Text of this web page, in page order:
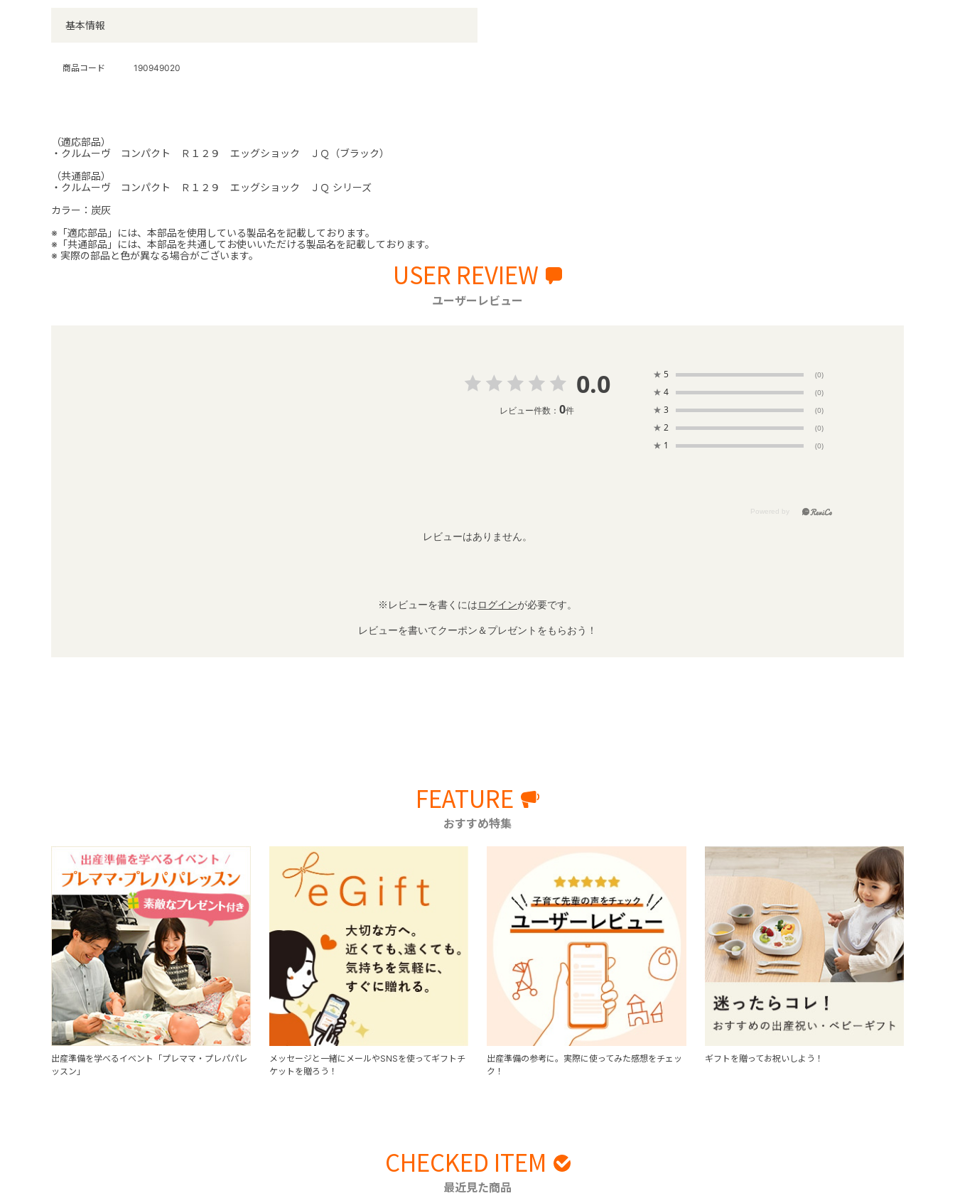
基本情報
商品コード 190949020
（適応部品）
・クルムーヴ コンパクト Ｒ１２９ エッグショック ＪＱ（ブラック）
（共通部品）
・クルムーヴ コンパクト Ｒ１２９ エッグショック ＪＱ シリーズ
カラー：炭灰
※「適応部品」には、本部品を使用している製品名を記載しております。
※「共通部品」には、本部品を共通してお使いいただける製品名を記載しております。
※ 実際の部品と色が異なる場合がございます。
USER REVIEW
ユーザーレビュー
0.0
レビュー件数： 0件
★ 5 (0)
★ 4 (0)
★ 3 (0)
★ 2 (0)
★ 1 (0)
レビューはありません。
※レビューを書くにはログインが必要です。
レビューを書いてクーポン＆プレゼントをもらおう！
FEATURE
おすすめ特集
出産準備を学べるイベント「プレママ・プレパパレ
ッスン」
メッセージと一緒にメールやSNSを使ってギフトチ
ケットを贈ろう！
出産準備の参考に。実際に使ってみた感想をチェッ
ク！
ギフトを贈ってお祝いしよう！
CHECKED ITEM
最近見た商品